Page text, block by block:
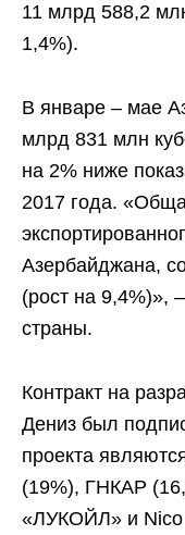
11 млрд 588,2
1,4%).
В январе – мае
млрд 831 млн
на 2% ниже
2017 года.
Азербайджана,
(рост на 9,4%)»,
страны.
Контракт на
Дениз был
проекта
(19%), ГНКАР
«ЛУКОЙЛ» и Nico